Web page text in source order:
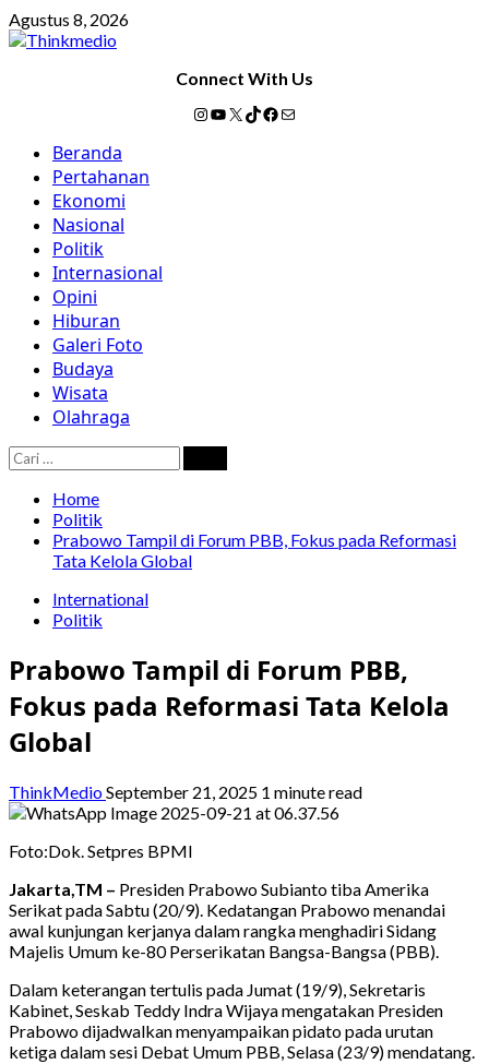
Skip
to
Agustus 8, 2026
Connect With Us
Instagram
YouTube
X TikTok
Facebook
Mail
Primary
Menu
Beranda
Pertahanan
Ekonomi
Nasional
Politik
Internasional
Opini
Hiburan
Galeri Foto
Budaya
Wisata
Olahraga
Cari
untuk:
Home
Politik
Prabowo Tampil di Forum PBB, Fokus pada Reformasi
Tata Kelola Global
International
Politik
Prabowo Tampil di Forum PBB,
Fokus pada Reformasi Tata Kelola
Global
ThinkMedioSeptember 21, 2025 1 minute read
Foto:Dok. Setpres BPMI
Jakarta,TM – Presiden Prabowo Subianto tiba Amerika
Serikat pada Sabtu (20/9). Kedatangan Prabowo menandai
awal kunjungan kerjanya dalam rangka menghadiri Sidang
Majelis Umum ke-80 Perserikatan Bangsa-Bangsa (PBB).
Dalam keterangan tertulis pada Jumat (19/9), Sekretaris
Kabinet, Seskab Teddy Indra Wijaya mengatakan Presiden
Prabowo dijadwalkan menyampaikan pidato pada urutan
ketiga dalam sesi Debat Umum PBB, Selasa (23/9) mendatang.